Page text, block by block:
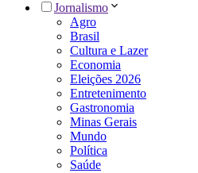
Jornalismo
Agro
Brasil
Cultura e Lazer
Economia
Eleições 2026
Entretenimento
Gastronomia
Minas Gerais
Mundo
Política
Saúde